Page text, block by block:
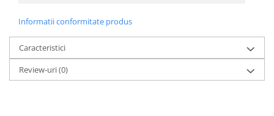
Informatii conformitate produs
Caracteristici
Review-uri(0)